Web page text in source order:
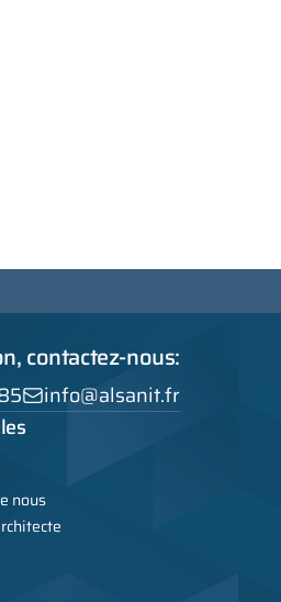
contactez-nous:
info@alsanit.fr
nous